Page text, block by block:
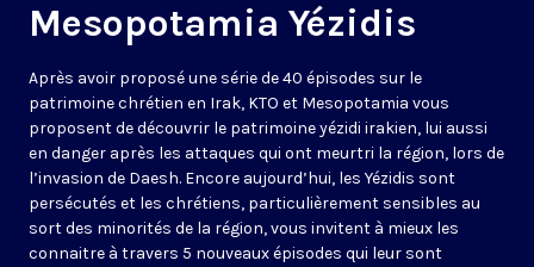
Mesopotamia Yézidis
Après avoir proposé une série de 40 épisodes sur le
patrimoine chrétien en Irak, KTO et Mesopotamia vous
proposent de découvrir le patrimoine yézidi irakien, lui aussi
en danger après les attaques qui ont meurtri la région, lors de
l’invasion de Daesh. Encore aujourd’hui, les Yézidis sont
persécutés et les chrétiens, particulièrement sensibles au
sort des minorités de la région, vous invitent à mieux les
connaitre à travers 5 nouveaux épisodes qui leur sont